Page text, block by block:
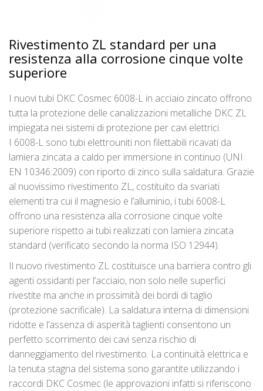
Rivestimento ZL standard per una
resistenza alla corrosione cinque volte
superiore
I nuovi tubi DKC Cosmec 6008-L in acciaio zincato offrono
tutta la protezione delle canalizzazioni metalliche DKC ZL
impiegata nei sistemi di protezione per cavi elettrici.
I 6008-L sono tubi elettrouniti non filettabili ricavati da
lamiera zincata a caldo per immersione in continuo (UNI
EN 10346:2009) con riporto di zinco sulla saldatura. Grazie
al nuovissimo rivestimento ZL, costituito da svariati
elementi tra cui il magnesio e l’alluminio, i tubi 6008-L
offrono una resistenza alla corrosione cinque volte
superiore rispetto ai tubi realizzati con lamiera zincata
standard (verificato secondo la norma ISO 12944).
Il nuovo rivestimento ZL costituisce una barriera contro gli
agenti ossidanti per l’acciaio, non solo nelle superfici
rivestite ma anche in prossimità dei bordi di taglio
(protezione sacrificale). La saldatura interna di dimensioni
ridotte e l’assenza di asperità taglienti consentono un
perfetto scorrimento dei cavi senza rischio di
danneggiamento del rivestimento. La continuità elettrica e
la tenuta stagna del sistema sono garantite utilizzando i
raccordi DKC Cosmec (le approvazioni infatti si riferiscono